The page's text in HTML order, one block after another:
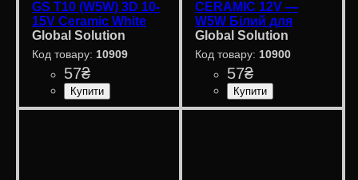
GS T10 (W5W) 3D 10-
15V Ceramic White
Mini — керамічний
LED преміум-класу
Global Solution
10909
57₴
Призначення лампи:
Колір:: Білий
Напруга, V: 10-15V
Кількість в упаковці: 1
CERAMIC 12V —
W5W Білий для
Габаритів та Салону
Global Solution
10900
57₴
Призначення лампи:
Колір:: Білий
Тип світлодіодного
Кількість світлодіодів:
Напруга, V: 10-15V
Кількість в упаковці: 1